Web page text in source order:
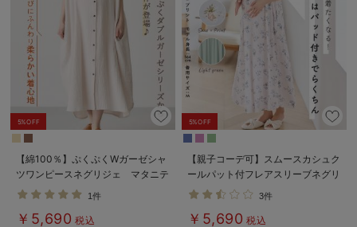
5%OFF
【綿100％】ぷくぷくWガーゼシャ
ツワンピースネグリジェ マタニテ
ィ・授乳パジャマ【出産後も長く着
1件
￥5,690 税込
5%OFF
【親子コーデ可】スムースカシュク
ールパット付フレアスリーブネグリ
ジェ マタニティ・産後授乳服【出
産後も長く着れる】
3件
￥5,690 税込